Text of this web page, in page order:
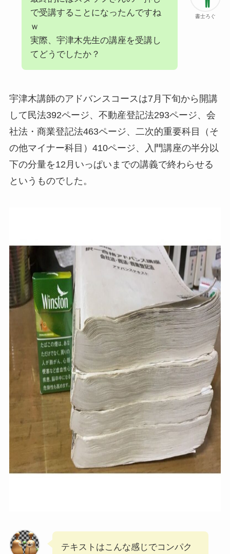
書士ろぐ
で受講することになったんですね
ｗ
実際、宇津木先生の講座を受講し
てどうでしたか？
宇津木講師のアドバンスコースは7月下旬から開講
して民法392ページ、不動産登記法293ページ、会
社法・商業登記法463ページ、二次的重要科目（そ
の他マイナー科目）410ページ、入門講座の半分以
下の分量を12月いっぱいまでの講義で終わらせる
というものでした。
テキストはこんな感じでコンパク